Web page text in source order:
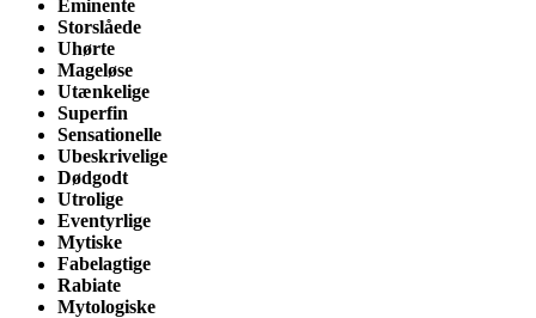
Eminente
Storslåede
Uhørte
Mageløse
Utænkelige
Superfin
Sensationelle
Ubeskrivelige
Dødgodt
Utrolige
Eventyrlige
Mytiske
Fabelagtige
Rabiate
Mytologiske